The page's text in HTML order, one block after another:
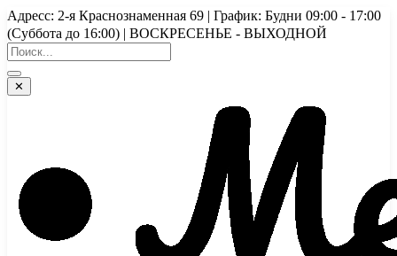
Перейти
к
содержимому
Адресс: 2-я Краснознаменная 69 | График: Будни 09:00 - 17:00
(Суббота до 16:00) | ВОСКРЕСЕНЬЕ - ВЫХОДНОЙ
✕